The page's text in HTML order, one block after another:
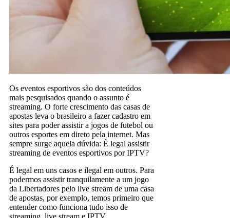
Os eventos esportivos são dos conteúdos
mais pesquisados quando o assunto é
streaming. O forte crescimento das casas de
apostas leva o brasileiro a fazer cadastro em
sites para poder assistir a jogos de futebol ou
outros esportes em direto pela internet. Mas
sempre surge aquela dúvida: É legal assistir
streaming de eventos esportivos por IPTV?
É legal em uns casos e ilegal em outros. Para
podermos assistir tranquilamente a um jogo
da Libertadores pelo live stream de uma casa
de apostas, por exemplo, temos primeiro que
entender como funciona tudo isso de
streaming, live stream e IPTV.